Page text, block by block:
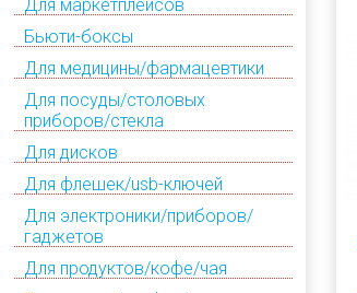
Для маркетплейсов
Бьюти-боксы
Для медицины/фармацевтики
Для посуды/столовых
приборов/стекла
Для дисков
Для флешек/usb-ключей
Для электроники/приборов/
гаджетов
Для продуктов/кофе/чая